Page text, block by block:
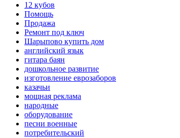
12 кубов
Помощь
Продажа
Ремонт под ключ
Шарыпово купить дом
английский язык
гитара баян
дошкольное развитие
изготовление еврозаборов
казачьи
мощная реклама
народные
оборудование
песни военные
потребительский